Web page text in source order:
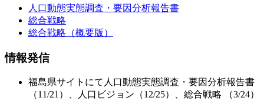
人口動態実態調査・要因分析報告書
総合戦略
総合戦略（概要版）
情報発信
福島県サイトにて人口動態実態調査・要因分析報告書
（11/21）、人口ビジョン（12/25）、総合戦略 （3/24）